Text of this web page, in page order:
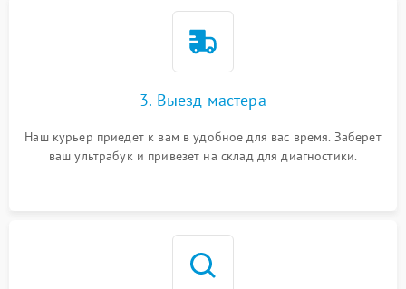
3. Выезд мастера
Наш курьер приедет к вам в удобное для вас время. Заберет
ваш ультрабук и привезет на склад для диагностики.